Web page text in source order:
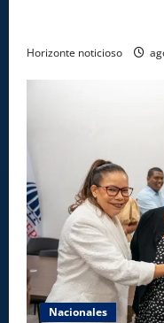
Horizonte noticioso
Nacionales